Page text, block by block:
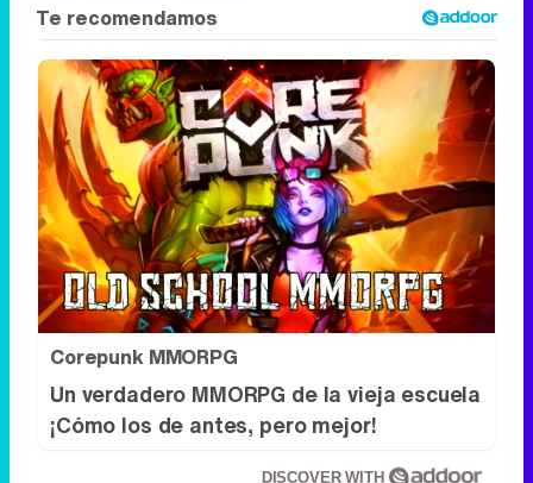
Corepunk MMORPG
Un verdadero MMORPG de la vieja escuela
¡Cómo los de antes, pero mejor!
DISCOVER WITH